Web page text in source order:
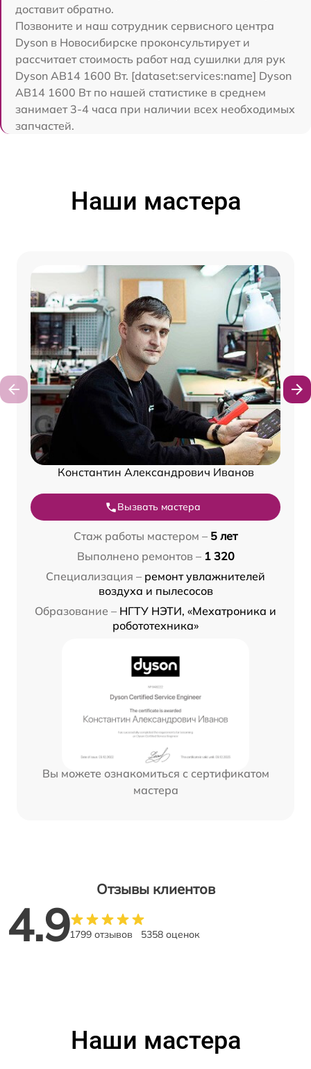
доставит обратно.
Позвоните и наш сотрудник сервисного центра
Dyson в Новосибирске проконсультирует и
рассчитает стоимость работ над сушилки для рук
Dyson AB14 1600 Вт. [dataset:services:name] Dyson
AB14 1600 Вт по нашей статистике в среднем
занимает 3-4 часа при наличии всех необходимых
запчастей.
Наши мастера
Константин Александрович Иванов
Вызвать мастера
Стаж работы мастером – 5 лет
Выполнено ремонтов – 1 320
Специализация – ремонт увлажнителей
воздуха и пылесосов
Образование – НГТУ НЭТИ, «Мехатроника и
робототехника»
Вы можете ознакомиться с сертификатом
мастера
Отзывы клиентов
4.91799 отзывов 5358 оценок
Наши мастера